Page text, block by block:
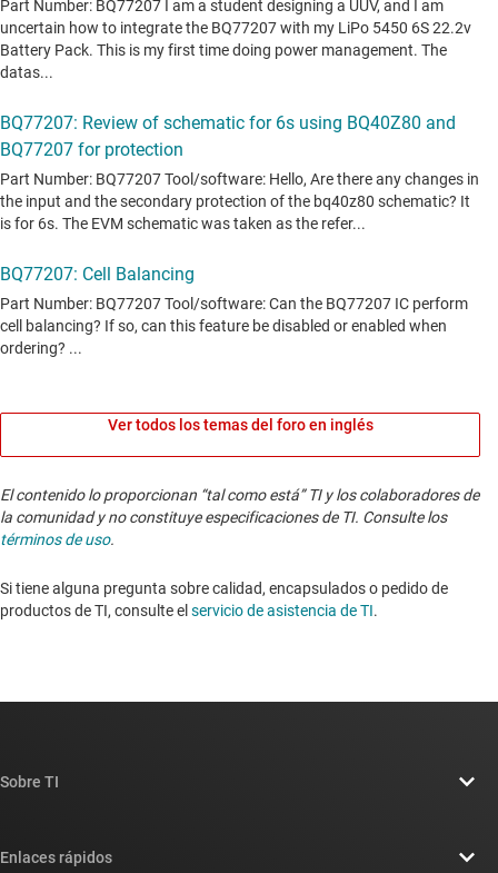
Ver todos los temas del foro en inglés
El contenido lo proporcionan “tal como está” TI y los colaboradores de
la comunidad y no constituye especificaciones de TI. Consulte los
términos de uso.
Si tiene alguna pregunta sobre calidad, encapsulados o pedido de
productos de TI, consulte el servicio de asistencia de TI. ​​​​​​​​​​​​​​
Sobre TI
Enlaces rápidos